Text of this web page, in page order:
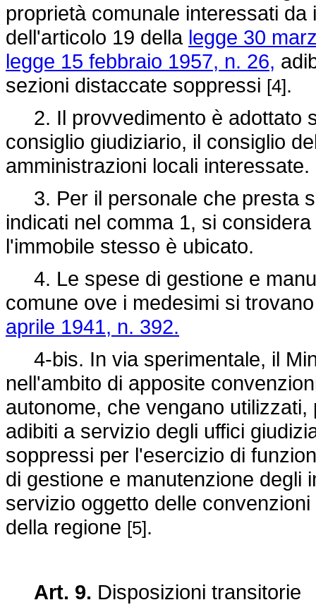
proprietà comunale interessati
dell'articolo 19 della legge 30
legge 15 febbraio 1957, n. 26,
sezioni distaccate soppressi [4].
2. Il provvedimento è adottato
consiglio giudiziario, il consiglio
amministrazioni locali interessate.
3. Per il personale che presta
indicati nel comma 1, si
l'immobile stesso è ubicato.
4. Le spese di gestione e
comune ove i medesimi si
aprile 1941, n. 392.
4-bis. In via sperimentale, il
nell'ambito di apposite
autonome, che vengano
adibiti a servizio degli uffici
soppressi per l'esercizio di
di gestione e manutenzione degli
servizio oggetto delle
della regione [5].
Art. 9. Disposizioni transitorie